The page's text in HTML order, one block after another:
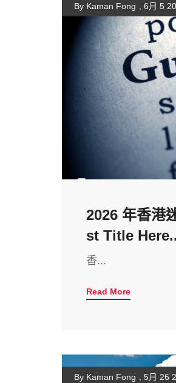
By Kaman Fong 6月 5
2026 年香港
st Title
香...
Read More
By Kaman Fong , 5月 26